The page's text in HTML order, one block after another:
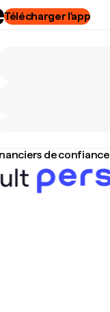
Télécharger l'app
de confiance